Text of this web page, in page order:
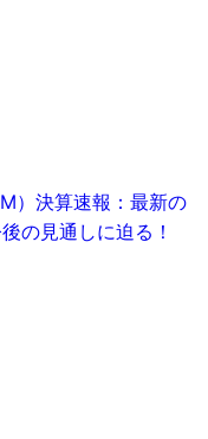
）決算速報：最新の
の見通しに迫る！